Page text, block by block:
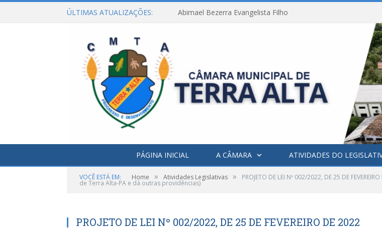
ÚLTIMAS ATUALIZAÇÕES: Abimael Bezerra Evangelista Filho
PÁGINA INICIAL A CÂMARA ATIVIDADES DO
VOCÊ ESTÁ EM: Home » Atividades Legislativas » PROJETO DE LEI Nº 002/2022, DE 25 DE
de Terra Alta-PA e dá outras providências)
PROJETO DE LEI Nº 002/2022, DE 25 DE FEVEREIRO DE 2022